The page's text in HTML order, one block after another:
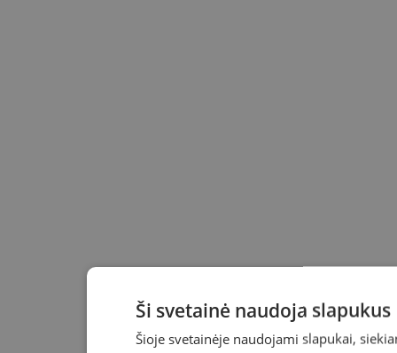
Ši svetainė naudoja slapukus
Šioje svetainėje naudojami slapukai,